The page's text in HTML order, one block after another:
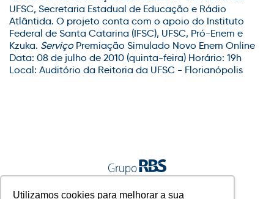
Utilizamos cookies para melhorar a sua
UFSC, Secretaria Estadual de Educação e Rádio
Atlântida. O projeto conta com o apoio do Instituto
Federal de Santa Catarina (IFSC), UFSC, Pró-Enem e
Kzuka. ServiçoPremiação Simulado Novo Enem Online
Data: 08 de julho de 2010 (quinta-feira) Horário: 19h
Local: Auditório da Reitoria da UFSC - Florianópolis